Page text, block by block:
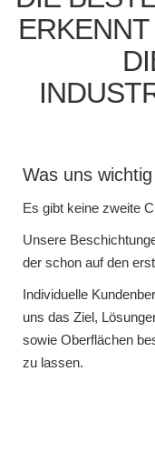
Was uns
Es gibt keine zweite
Unsere
der schon auf den
Individuelle
uns das Ziel,
sowie Oberflächen
zu lassen.